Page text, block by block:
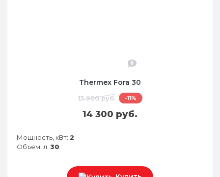
0
Thermex Fora 30
15 990 руб. -11%
14 300 руб.
Мощность, кВт: 2
Объем, л: 30